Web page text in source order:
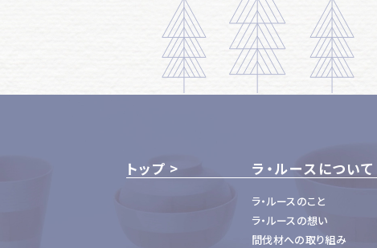
トップ ラ・ルースについて
ラ・ルースのこと
ラ・ルースの想い
間伐材への取り組み